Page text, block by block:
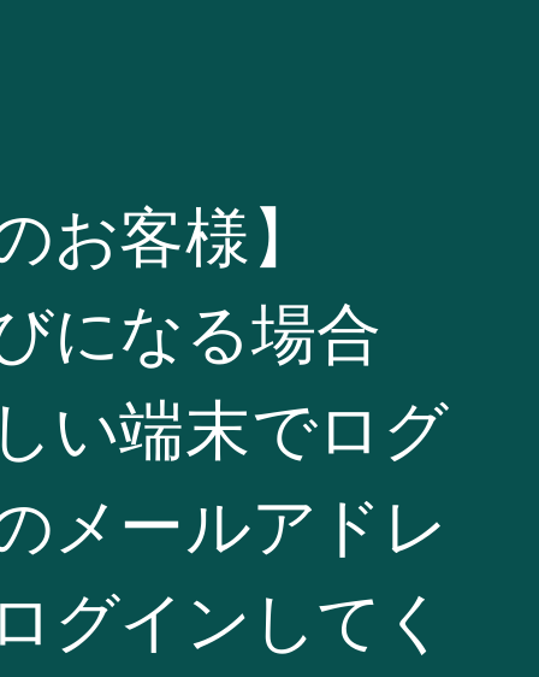
客様】
になる場合
い端末でログ
メールアドレ
グインしてく